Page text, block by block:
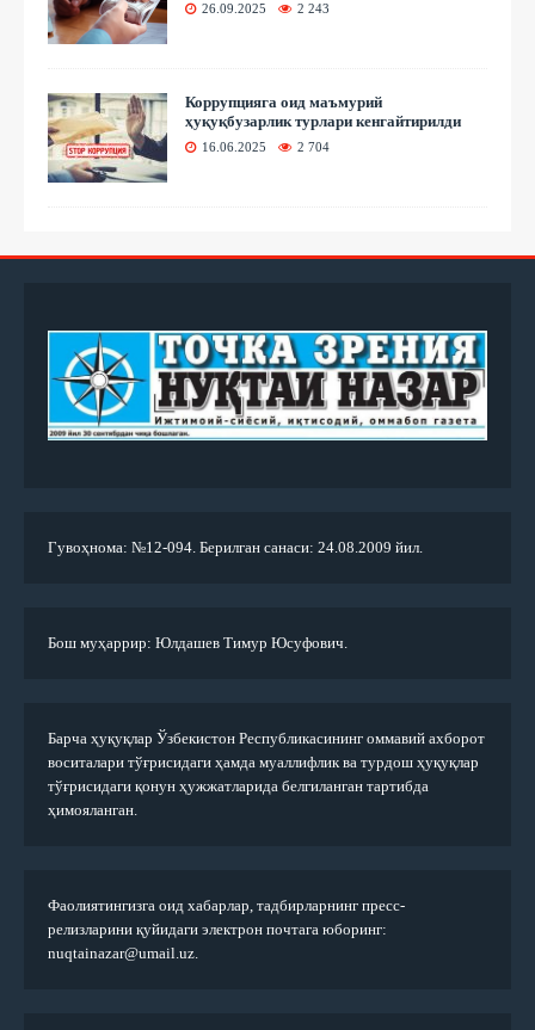
26.09.2025 2 243
Коррупцияга оид маъмурий
ҳуқуқбузарлик турлари кенгайтирилди
16.06.2025 2 704
Гувоҳнома: №12-094. Берилган санаси: 24.08.2009 йил.
Бош муҳаррир: Юлдашев Тимур Юсуфович.
Барча ҳуқуқлар Ўзбекистон Республикасининг оммавий ахборот
воситалари тўғрисидаги ҳамда муаллифлик ва турдош ҳуқуқлар
тўғрисидаги қонун ҳужжатларида белгиланган тартибда
ҳимояланган.
Фаолиятингизга оид хабарлар, тадбирларнинг пресс-
релизларини қуйидаги электрон почтага юборинг:
nuqtainazar@umail.uz.